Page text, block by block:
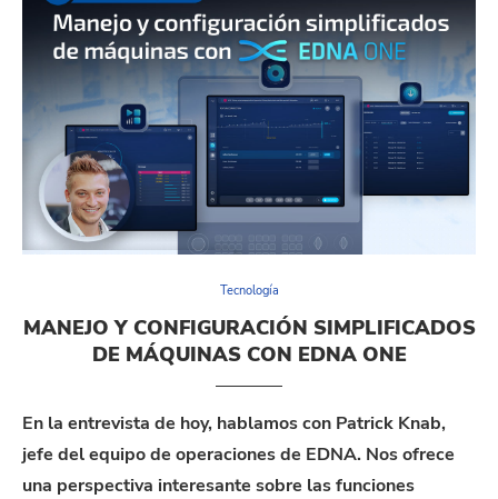
Tecnología
MANEJO Y CONFIGURACIÓN SIMPLIFICADOS
DE MÁQUINAS CON EDNA ONE
En la entrevista de hoy, hablamos con Patrick Knab,
jefe del equipo de operaciones de EDNA. Nos ofrece
una perspectiva interesante sobre las funciones